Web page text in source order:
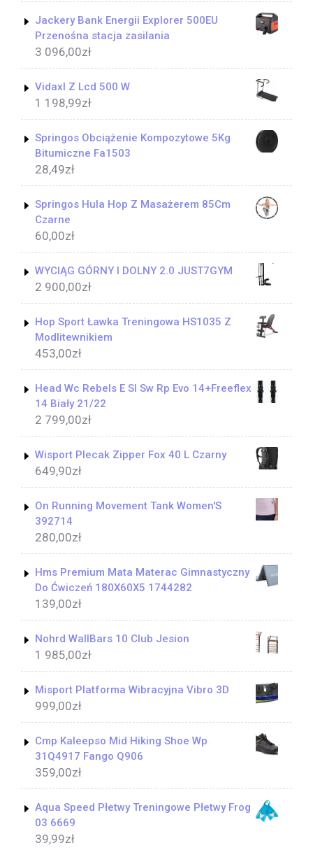
Jackery Bank Energii Explorer 500EU
Przenośna stacja zasilania
3 096,00zł
Vidaxl Z Lcd 500 W
1 198,99zł
Springos Obciążenie Kompozytowe 5Kg
Bitumiczne Fa1503
28,49zł
Springos Hula Hop Z Masażerem 85Cm
Czarne
60,00zł
WYCIĄG GÓRNY I DOLNY 2.0 JUST7GYM
2 900,00zł
Hop Sport Ławka Treningowa HS1035 Z
Modlitewnikiem
453,00zł
Head Wc Rebels E Sl Sw Rp Evo 14+Freeflex
14 Biały 21/22
2 799,00zł
Wisport Plecak Zipper Fox 40 L Czarny
649,90zł
On Running Movement Tank Women'S
392714
280,00zł
Hms Premium Mata Materac Gimnastyczny
Do Ćwiczeń 180X60X5 1744282
139,00zł
Nohrd WallBars 10 Club Jesion
1 985,00zł
Misport Platforma Wibracyjna Vibro 3D
999,00zł
Cmp Kaleepso Mid Hiking Shoe Wp
31Q4917 Fango Q906
359,00zł
Aqua Speed Płetwy Treningowe Płetwy Frog
03 6669
39,99zł